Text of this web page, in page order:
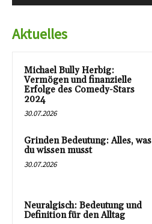
Aktuelles
Michael Bully Herbig:
Vermögen und finanzielle
Erfolge des Comedy-Stars
2024
30.07.2026
Grinden Bedeutung: Alles, was
du wissen musst
30.07.2026
Neuralgisch: Bedeutung und
Definition für den Alltag